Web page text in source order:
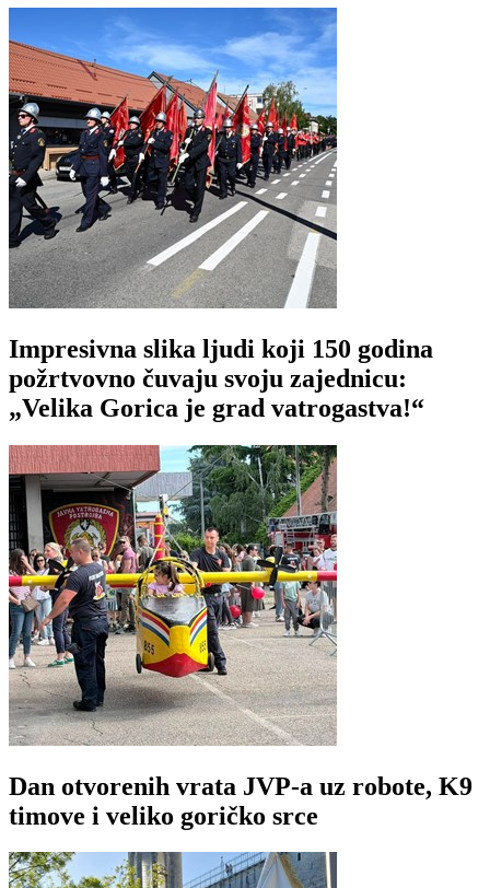
Impresivna slika ljudi koji 150 godina
požrtvovno čuvaju svoju zajednicu:
„Velika Gorica je grad vatrogastva!“
Dan otvorenih vrata JVP-a uz robote, K9
timove i veliko goričko srce